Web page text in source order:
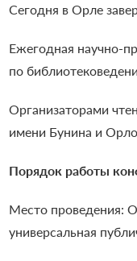
Сегодня в Орле
Ежегодная научно-
по
Организаторами
имени Бунина и
Порядок работы
Место проведения:
универсальная